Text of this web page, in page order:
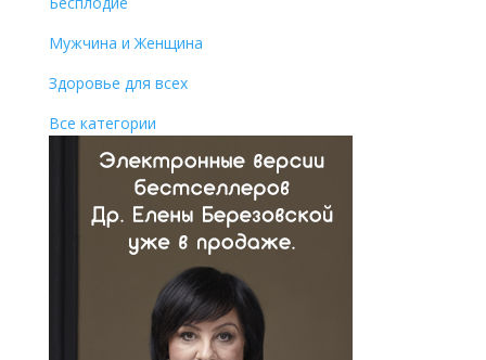
Мужчина и Женщина
Здоровье для всех
Все категории